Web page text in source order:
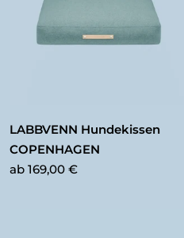
LABBVENN Hundekissen
COPENHAGEN
ab 169,00 €